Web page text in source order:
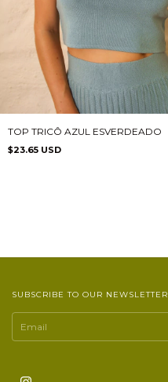
TOP TRICÔ AZUL ESVERDEADO
$23.65 USD
SUBSCRIBE TO OUR NEWSLETTER